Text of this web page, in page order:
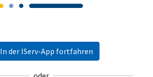
In der IServ-App fortfahren